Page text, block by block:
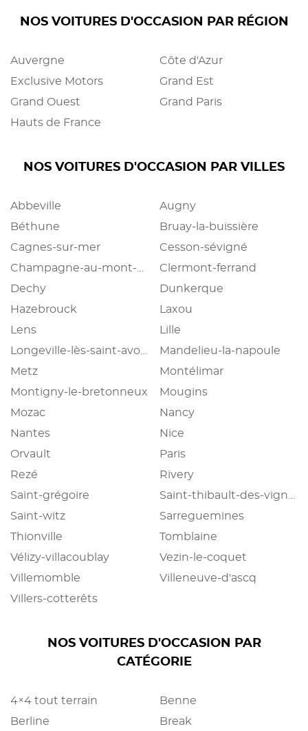
NOS VOITURES D'OCCASION PAR RÉGION
Auvergne
Côte d'Azur
Exclusive Motors
Grand Est
Grand Ouest
Grand Paris
Hauts de France
NOS VOITURES D'OCCASION PAR VILLES
Abbeville
Augny
Béthune
Bruay-la-buissière
Cagnes-sur-mer
Cesson-sévigné
Clermont-ferrand
Dechy
Dunkerque
Hazebrouck
Laxou
Lens
Lille
Mandelieu-la-napoule
Metz
Montélimar
Montigny-le-bretonneux
Mougins
Mozac
Nancy
Nantes
Nice
Orvault
Paris
Rezé
Rivery
Saint-grégoire
Saint-witz
Sarreguemines
Thionville
Tomblaine
Vélizy-villacoublay
Vezin-le-coquet
Villemomble
Villeneuve-d'ascq
Villers-cotterêts
NOS VOITURES D'OCCASION PAR
CATÉGORIE
4×4 tout terrain
Benne
Berline
Break